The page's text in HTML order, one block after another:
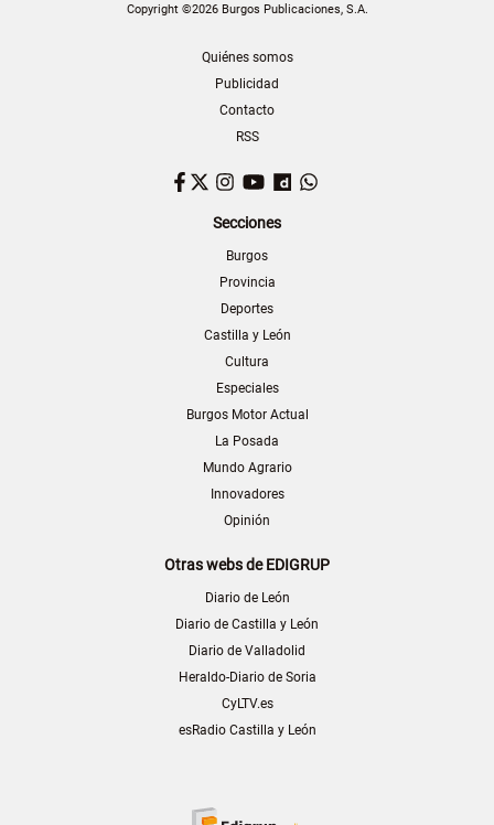
Copyright ©2026 Burgos Publicaciones, S.A.
Quiénes somos
Publicidad
Contacto
RSS
Facebook
TwitterInstagram
YouTubeDailymotion
Secciones
Burgos
Provincia
Deportes
Castilla y León
Cultura
Especiales
Burgos Motor Actual
La Posada
Mundo Agrario
Innovadores
Opinión
Otras webs de EDIGRUP
Diario de León
Diario de Castilla y León
Diario de Valladolid
Heraldo-Diario de Soria
CyLTV.es
esRadio Castilla y León